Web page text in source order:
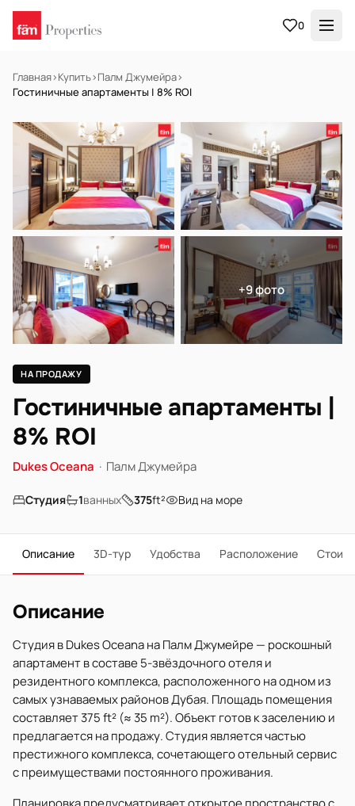
0
Главная›Купить›Палм Джумейра›
Гостиничные апартаменты | 8% ROI
НА ПРОДАЖУ Готов к заселению
+9 фото
НА ПРОДАЖУ
Гостиничные апартаменты |
8% ROI
Dukes Oceana · Палм Джумейра
Студия 1ванных 375ft² Вид на море
Описание 3D-тур Удобства Расположение
Описание
Студия в Dukes Oceana на Палм Джумейре — роскошный
апартамент в составе 5-звёздочного отеля и
резидентного комплекса, расположенного на одном из
самых узнаваемых районов Дубая. Площадь помещения
составляет 375 ft² (≈ 35 m²). Объект готов к заселению и
предлагается на продажу. Студия является частью
престижного комплекса, сочетающего отельный сервис
с преимуществами постоянного проживания.